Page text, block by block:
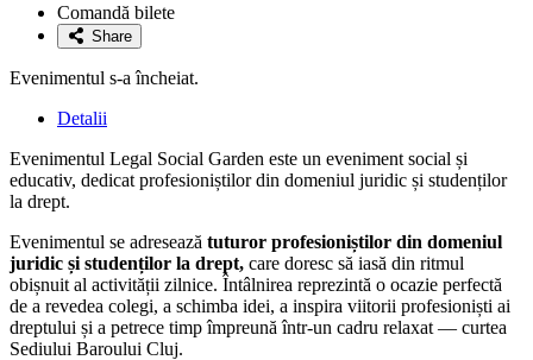
favoriteComandă bilete
Share
Evenimentul s-a încheiat.
Detalii
Evenimentul Legal Social Garden este un eveniment social și
educativ, dedicat profesioniștilor din domeniul juridic și studenților
la drept.
Evenimentul se adresează tuturor profesioniștilor din domeniul
juridic și studenților la drept, care doresc să iasă din ritmul
obișnuit al activității zilnice. Întâlnirea reprezintă o ocazie perfectă
de a revedea colegi, a schimba idei, a inspira viitorii profesioniști ai
dreptului și a petrece timp împreună într-un cadru relaxat — curtea
Sediului Baroului Cluj.